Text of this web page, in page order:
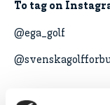
To tag on
@ega_golf